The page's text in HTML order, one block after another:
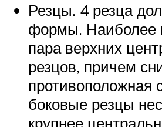
Резцы. 4 резца
формы. Наиболее
пара верхних
резцов, причем
противоположная
боковые резцы
крупнее